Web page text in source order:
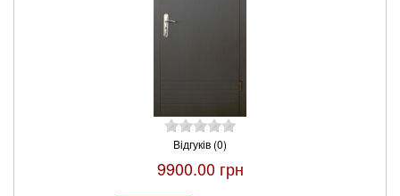
Відгуків (0)
9900.00 грн